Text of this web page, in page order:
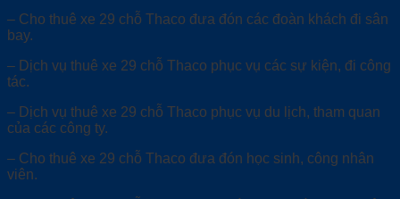
– Cho thuê xe 29 chỗ Thaco đưa đón các đoàn khách đi sân
bay.
– Dịch vụ thuê xe 29 chỗ Thaco phục vụ các sự kiện, đi công
tác.
– Dịch vụ thuê xe 29 chỗ Thaco phục vụ du lịch, tham quan
của các công ty.
– Cho thuê xe 29 chỗ Thaco đưa đón học sinh, công nhân
viên.